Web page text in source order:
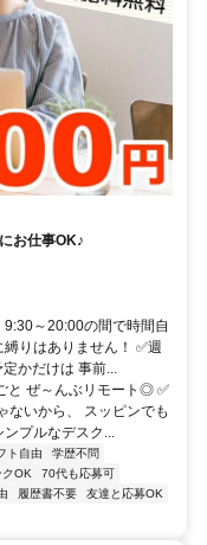
お仕事OK♪
～20:00の間で時間自
りはありません！ ✅週
かだけは 事前...
と ぜ～んぶリモート◎ ✅
ないから、 スッピンでも
プルなデスク...
ト自由
学歴不問
クOK
70代も応募可
履歴書不要
友達と応募OK